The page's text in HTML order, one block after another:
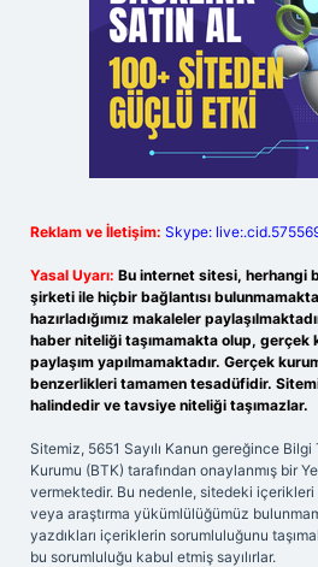
Reklam ve İletişim: Skype:
Yasal Uyarı: Bu internet sitesi, herhangi
şirketi ile hiçbir bağlantısı
hazırladığımız makaleler
haber niteliği taşımamakta olup, gerçek
paylaşım yapılmamaktadır. Gerçek
benzerlikleri tamamen tesadüfidir.
halindedir ve tavsiye niteliği taşımazlar.
Sitemiz, 5651 Sayılı Kanun gereğince
Kurumu (BTK) tarafından onaylanmış bir
vermektedir. Bu nedenle, sitedeki
veya araştırma yükümlülüğümüz
yazdıkları içeriklerin sorumluluğunu
bu sorumluluğu kabul etmiş sayılırlar.